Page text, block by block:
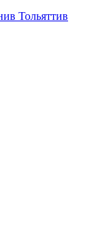
в Тольяттив